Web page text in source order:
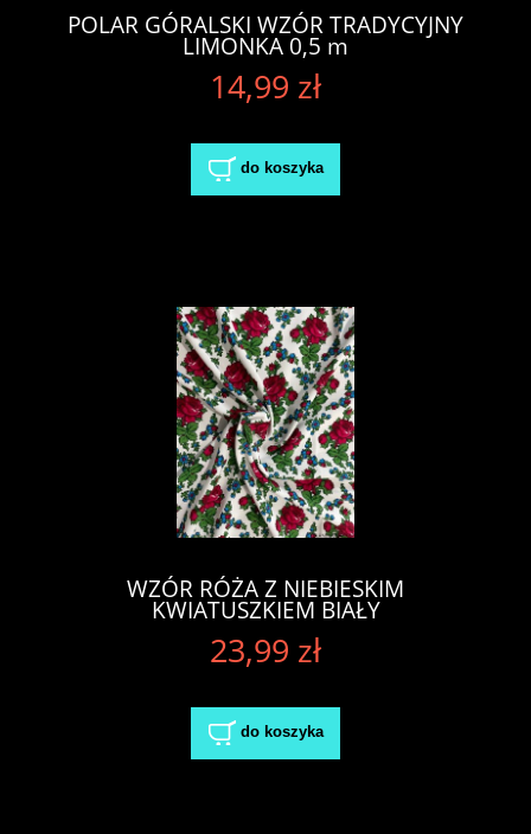
POLAR GÓRALSKI WZÓR TRADYCYJNY
LIMONKA 0,5 m
14,99 zł
do koszyka
WZÓR RÓŻA Z NIEBIESKIM
KWIATUSZKIEM BIAŁY
23,99 zł
do koszyka